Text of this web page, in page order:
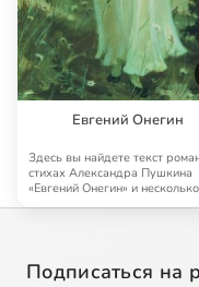
Евгений Онегин
Здесь вы найдете текст
стихах Александра Пушкина
«Евгений Онегин» и
Подписаться на